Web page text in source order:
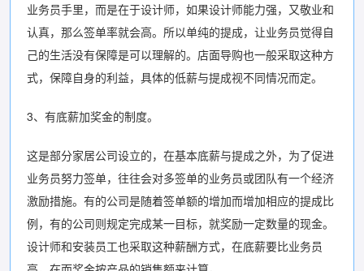
业务员手里，而是在于设计师，如果设计师能力强，又敬业和
认真，那么签单率就会高。所以单纯的提成，让业务员觉得自
己的生活没有保障是可以理解的。店面导购也一般采取这种方
式，保障自身的利益，具体的低薪与提成视不同情况而定。
3、有底薪加奖金的制度。
这是部分家居公司设立的，在基本底薪与提成之外，为了促进
业务员努力签单，往往会对多签单的业务员或团队有一个经济
激励措施。有的公司是随着签单额的增加而增加相应的提成比
例，有的公司则规定完成某一目标，就奖励一定数量的现金。
设计师和安装员工也采取这种薪酬方式，在底薪要比业务员